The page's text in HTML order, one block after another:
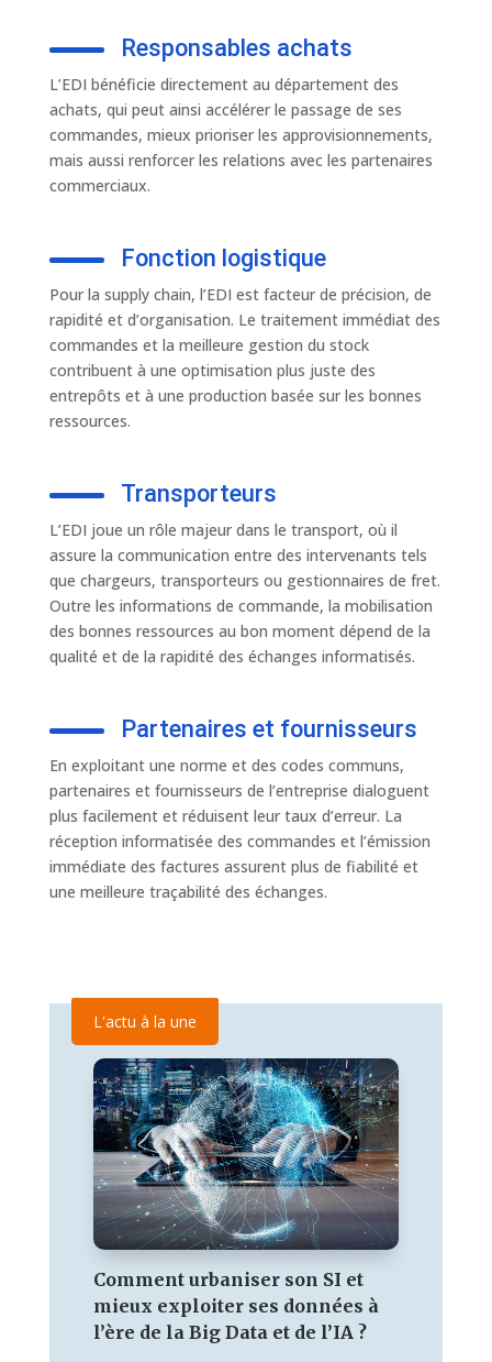
Responsables achats
L’EDI bénéficie directement au département des
achats, qui peut ainsi accélérer le passage de ses
commandes, mieux prioriser les approvisionnements,
mais aussi renforcer les relations avec les partenaires
commerciaux.
Fonction logistique
Pour la supply chain, l’EDI est facteur de précision, de
rapidité et d’organisation. Le traitement immédiat des
commandes et la meilleure gestion du stock
contribuent à une optimisation plus juste des
entrepôts et à une production basée sur les bonnes
ressources.
Transporteurs
L’EDI joue un rôle majeur dans le transport, où il
assure la communication entre des intervenants tels
que chargeurs, transporteurs ou gestionnaires de fret.
Outre les informations de commande, la mobilisation
des bonnes ressources au bon moment dépend de la
qualité et de la rapidité des échanges informatisés.
Partenaires et fournisseurs
En exploitant une norme et des codes communs,
partenaires et fournisseurs de l’entreprise dialoguent
plus facilement et réduisent leur taux d’erreur. La
réception informatisée des commandes et l’émission
immédiate des factures assurent plus de fiabilité et
une meilleure traçabilité des échanges.
Comment urbaniser son SI et
mieux exploiter ses données à
l’ère de la Big Data et de l’IA ?